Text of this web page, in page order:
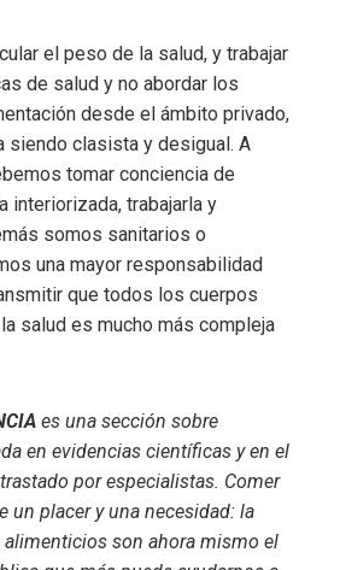
el peso de la salud, y trabajar
de salud y no abordar los
desde el ámbito privado,
siendo clasista y desigual. A
tomar conciencia de
interiorizada, trabajarla y
somos sanitarios o
una mayor responsabilidad
que todos los cuerpos
salud es mucho más compleja
es una sección sobre
en evidencias científicas y en el
por especialistas. Comer
un placer y una necesidad: la
son ahora mismo el